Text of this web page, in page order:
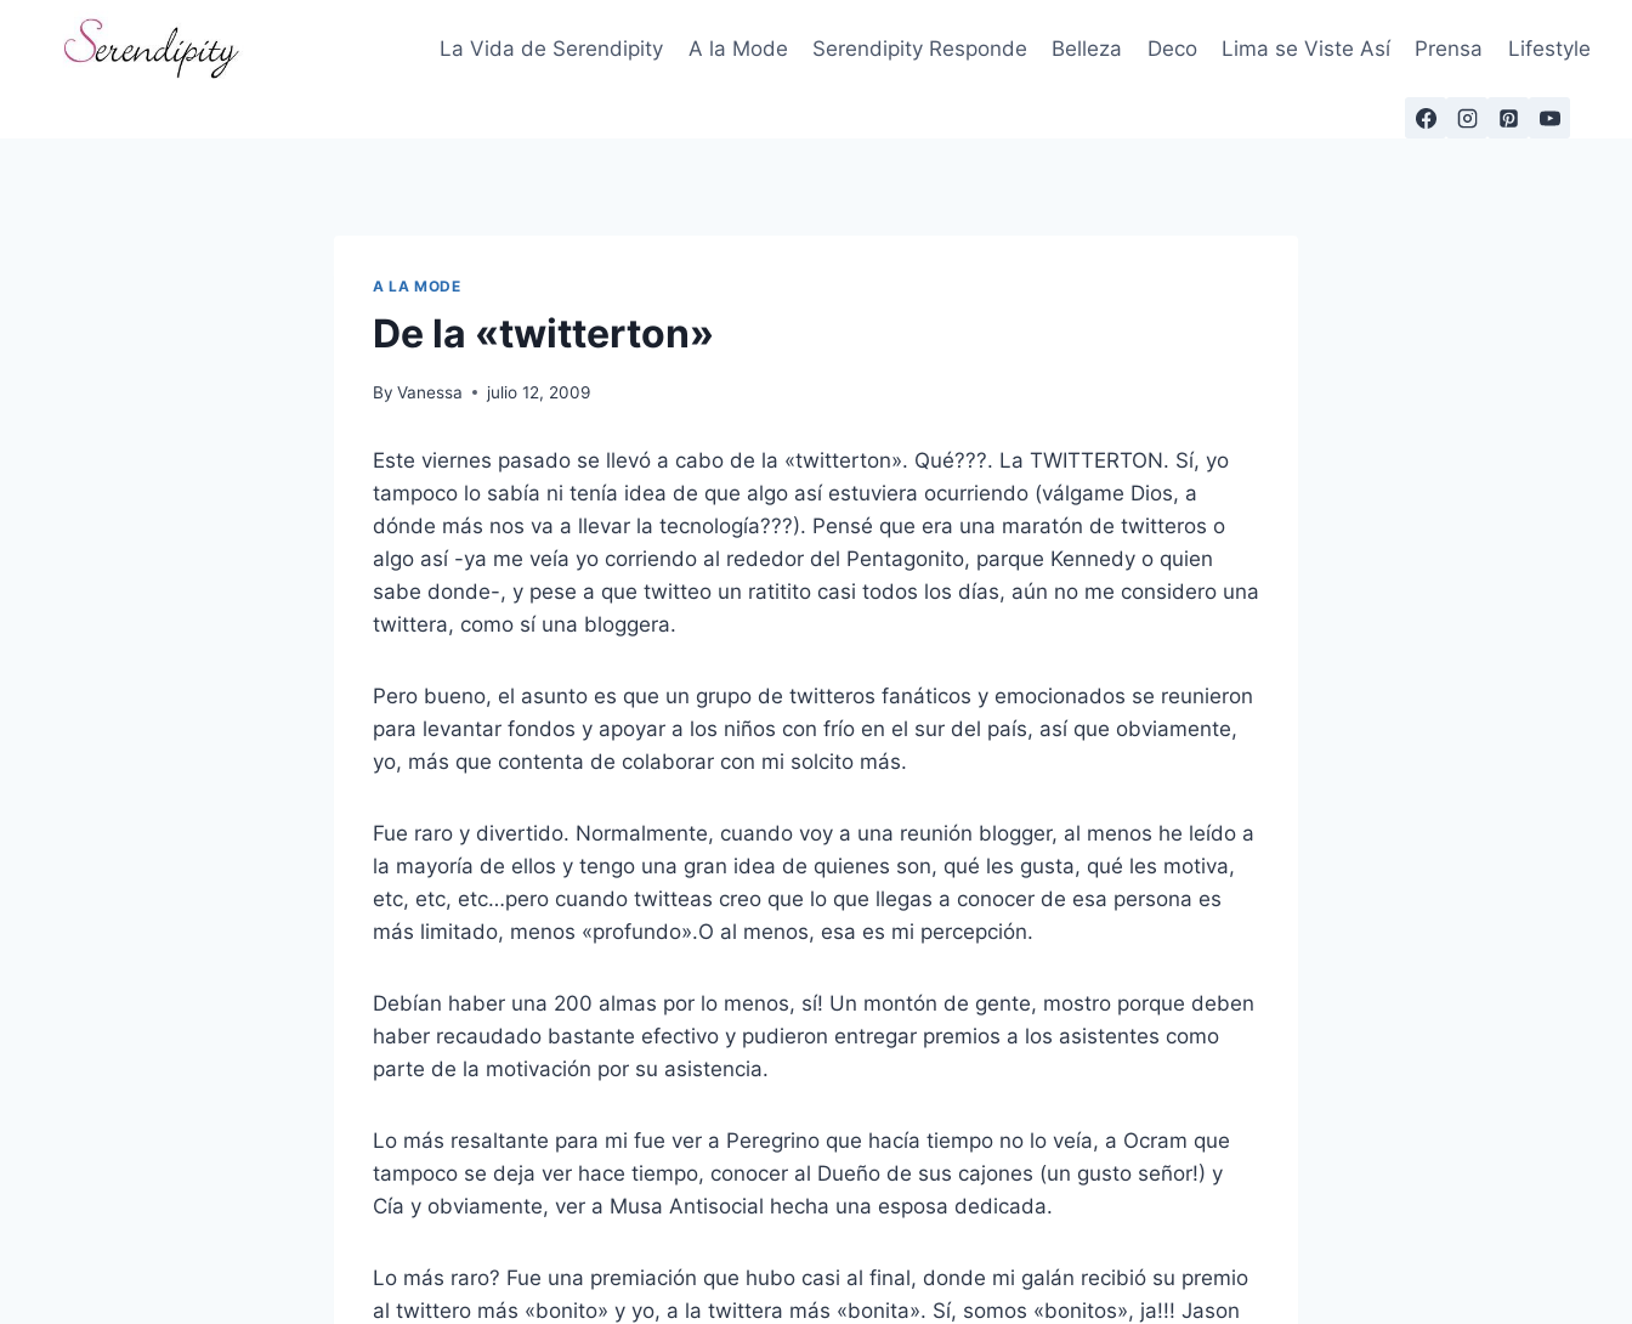
La Vida de Serendipity A la Mode Serendipity Responde Belleza Deco Lima se Viste Así Prensa Lifestyle
A LA MODE
De la «twitterton»
By Vanessa julio 12, 2009
Este viernes pasado se llevó a cabo de la «twitterton». Qué???. La TWITTERTON. Sí, yo
tampoco lo sabía ni tenía idea de que algo así estuviera ocurriendo (válgame Dios, a
dónde más nos va a llevar la tecnología???). Pensé que era una maratón de twitteros o
algo así -ya me veía yo corriendo al rededor del Pentagonito, parque Kennedy o quien
sabe donde-, y pese a que twitteo un ratitito casi todos los días, aún no me considero una
twittera, como sí una bloggera.
Pero bueno, el asunto es que un grupo de twitteros fanáticos y emocionados se reunieron
para levantar fondos y apoyar a los niños con frío en el sur del país, así que obviamente,
yo, más que contenta de colaborar con mi solcito más.
Fue raro y divertido. Normalmente, cuando voy a una reunión blogger, al menos he leído a
la mayoría de ellos y tengo una gran idea de quienes son, qué les gusta, qué les motiva,
etc, etc, etc…pero cuando twitteas creo que lo que llegas a conocer de esa persona es
más limitado, menos «profundo».O al menos, esa es mi percepción.
Debían haber una 200 almas por lo menos, sí! Un montón de gente, mostro porque deben
haber recaudado bastante efectivo y pudieron entregar premios a los asistentes como
parte de la motivación por su asistencia.
Lo más resaltante para mi fue ver a Peregrino que hacía tiempo no lo veía, a Ocram que
tampoco se deja ver hace tiempo, conocer al Dueño de sus cajones (un gusto señor!) y
Cía y obviamente, ver a Musa Antisocial hecha una esposa dedicada.
Lo más raro? Fue una premiación que hubo casi al final, donde mi galán recibió su premio
al twittero más «bonito» y yo, a la twittera más «bonita». Sí, somos «bonitos», ja!!! Jason